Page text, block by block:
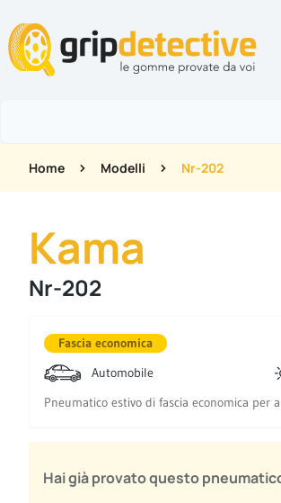
GripDetective
Home Modelli Nr-202
Kama
Nr-202
Fascia economica
Automobile
Pneumatico estivo di fascia economica per
Hai già provato questo